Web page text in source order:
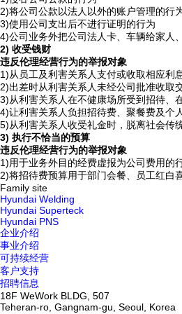
2)将公司公款以法人以外的账户管理的行
3)使用公司支出后不进行证明的行为
4)公司业务外把公司法人卡、车辆给家人
2) 收受钱财
违反伦理经营行为的举报对象
1)从员工及利害关系人支付或收取相应利
2)出差时从利害关系人未经公司批准收取
3)从利害关系人在不健康场所受到招待、
4)让利害关系人负担招待费、聚餐费及个
5)从利害关系人收受礼金时，脱离社会传
3) 执行不恰当的预算
违反伦理经营行为的举报对象
1)用于业务外目的经费虚报为公司费用的
2)将招待费预算用于部门会餐、员工红白
Family site
Hyundai Welding
Hyundai Superteck
Hyundai PNS
企业介绍
事业介绍
可持续经营
客户支持
招聘信息
18F WeWork BLDG, 507
Teheran-ro, Gangnam-gu, Seoul, Korea